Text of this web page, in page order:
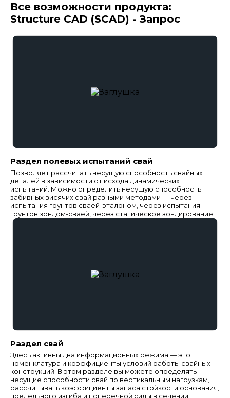
Все возможности продукта:
Structure CAD (SCAD) - Запрос
Раздел полевых испытаний свай
Позволяет рассчитать несущую способность свайных
деталей в зависимости от исхода динамических
испытаний. Можно определить несущую способность
забивных висячих свай разными методами — через
испытания грунтов сваей-эталоном, через испытания
грунтов зондом-сваей, через статическое зондирование.
Раздел свай
Здесь активны два информационных режима — это
номенклатура и коэффициенты условий работы свайных
конструкций. В этом разделе вы можете определять
несущие способности свай по вертикальным нагрузкам,
рассчитывать коэффициенты запаса стойкости основания,
предельного изгиба и поперечной силы в сечении,